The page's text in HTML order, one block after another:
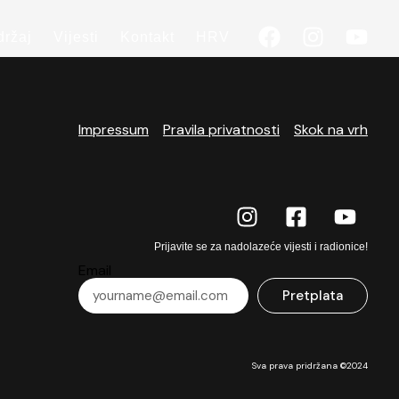
Impressum Pravila privatnosti Skok na vrh
Prijavite se za nadolazeće vijesti i radionice!
Pretplata
Sva prava pridržana ©2024